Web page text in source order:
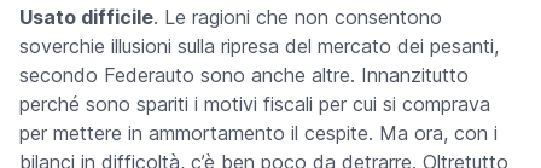
Usato difficile. Le ragioni che non consentono
soverchie illusioni sulla ripresa del mercato dei pesanti,
secondo Federauto sono anche altre. Innanzitutto
perché sono spariti i motivi fiscali per cui si comprava
per mettere in ammortamento il cespite. Ma ora, con i
bilanci in difficoltà, c’è ben poco da detrarre. Oltretutto